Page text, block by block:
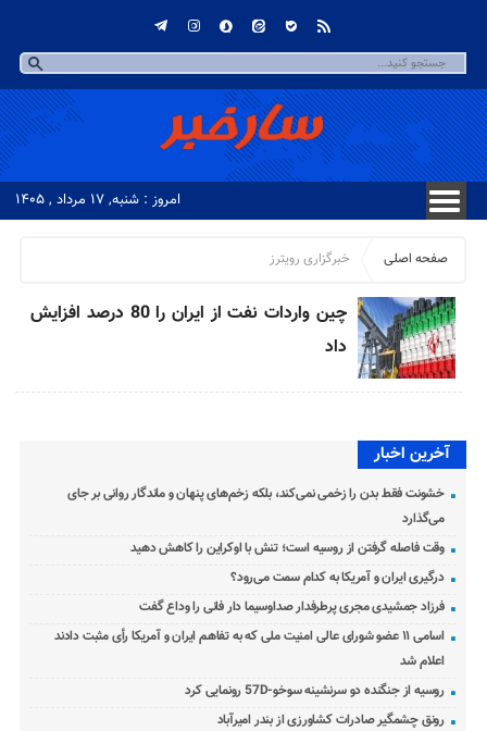
امروز : شنبه, ۱۷ مرداد , ۱۴۰۵
صفحه اصلی خبرگزاری رویترز
چین واردات نفت از ایران را 80 درصد افزایش
داد
آخرین اخبار
خشونت فقط بدن را زخمی نمی‌کند، بلکه زخم‌های پنهان و ماندگار روانی بر جای
می‌گذارد
وقت فاصله گرفتن از روسیه است؛ تنش با اوکراین را کاهش دهید
درگیری ایران و آمریکا به کدام سمت می‌رود؟
فرزاد جمشیدی مجری پرطرفدار صداوسیما دار فانی را وداع گفت
اسامی ۱۱ عضو شورای عالی امنیت ملی که به تفاهم ایران و آمریکا رأی مثبت دادند
اعلام شد
روسیه از جنگنده دو سرنشینه سوخو-57D رونمایی کرد
رونق چشمگیر صادرات کشاورزی از بندر امیرآباد